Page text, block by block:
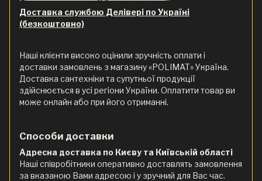
Доставка службою Делівері по Україні
(безкоштовно)
Наші клієнти високо оцінили зручність оплати і
доставки замовлень з магазину «POLIMAT» Україна.
Доставка сантехніки та супутньої продукції
здійснюється в усі регіони України. Оплатити товар ви
може онлайн або при його отриманні.
Способи доставки
Адресна доставка по Києву та Київській області
Наші співробітники оперативно доставлять замовлення
за вказаною Вами адресою і у зручний для Вас час.